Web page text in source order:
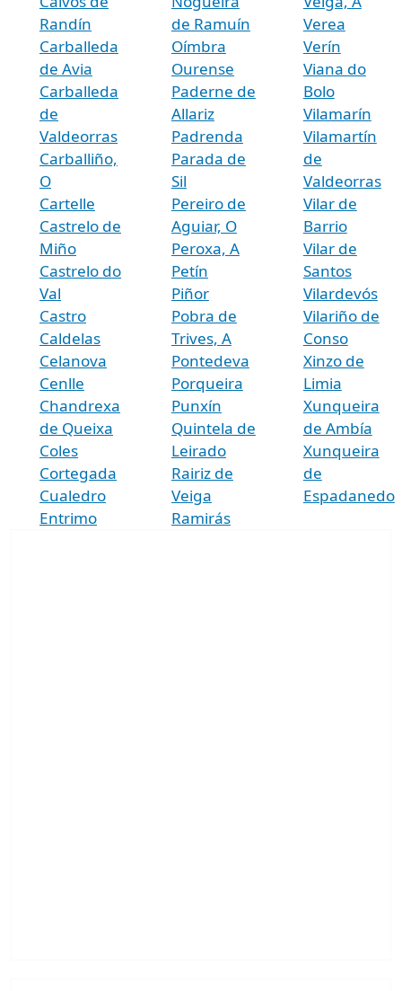
Randín
Carballeda
de Avia
Carballeda
de
Valdeorras
Carballiño,
O
Cartelle
Castrelo de
Miño
Castrelo do
Val
Castro
Caldelas
Celanova
Cenlle
Chandrexa
de Queixa
Coles
Cortegada
Cualedro
Entrimo
de Ramuín
Oímbra
Ourense
Paderne de
Allariz
Padrenda
Parada de
Sil
Pereiro de
Aguiar, O
Peroxa, A
Petín
Piñor
Pobra de
Trives, A
Pontedeva
Porqueira
Punxín
Quintela de
Leirado
Rairiz de
Veiga
Ramirás
Verea
Verín
Viana do
Bolo
Vilamarín
Vilamartín
de
Valdeorras
Vilar de
Barrio
Vilar de
Santos
Vilardevós
Vilariño de
Conso
Xinzo de
Limia
Xunqueira
de Ambía
Xunqueira
de
Espadanedo